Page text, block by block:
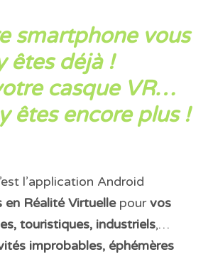
smartphone vous
êtes déjà !
casque VR…
êtes encore plus !
l’application Android
en Réalité Virtuellepourvos
touristiques, industriels,…
improbables, éphémères